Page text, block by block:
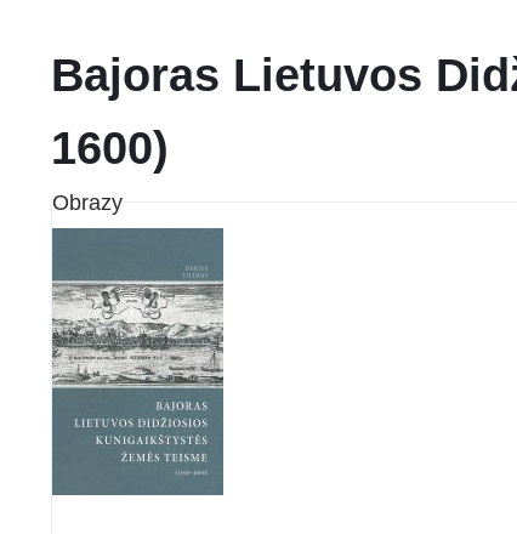
Bajoras Lietuvos
1600)
Obrazy